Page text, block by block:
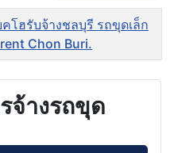
โฮรับจ้างชลบุรี รถขุดเล็ก
Chon Buri.
จ้างรถขุด